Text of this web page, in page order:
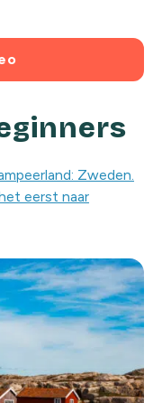
Zweden.
eerst naar